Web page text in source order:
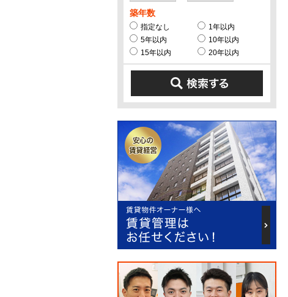
築年数
指定なし
1年以内
5年以内
10年以内
15年以内
20年以内